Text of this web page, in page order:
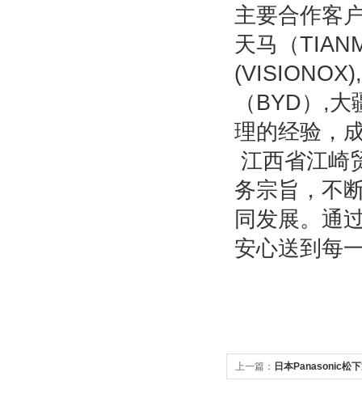
主要合作客
天马（
（BYD）,
理的经验，
江西省江崎
务宗旨，不
同发展。通
安心送到每
上一篇： 日本Panasonic松